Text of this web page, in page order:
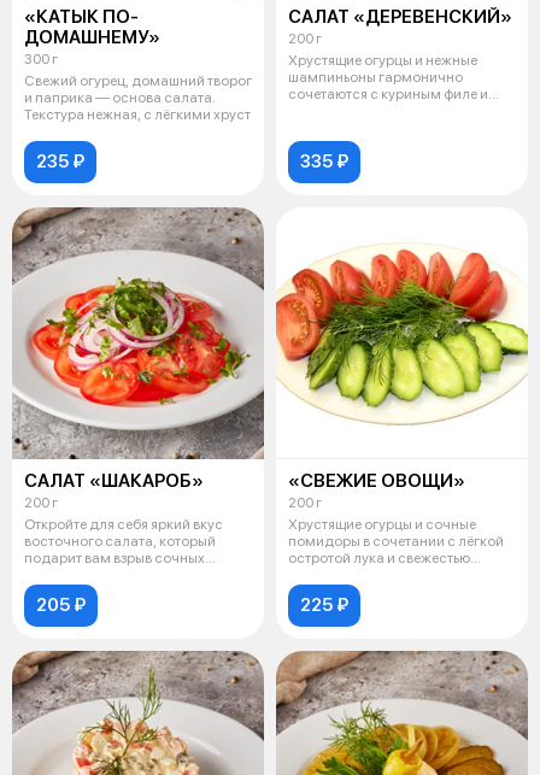
«КАТЫК ПО-
ДОМАШНЕМУ»
300 г
Свежий огурец, домашний творог
и паприка — основа салата.
Текстура нежная, с лёгкими хруст
235 ₽
САЛАТ «ДЕРЕВЕНСКИЙ»
200 г
Хрустящие огурцы и нежные
шампиньоны гармонично
сочетаются с куриным филе и
335 ₽
САЛАТ «ШАКАРОБ»
200 г
Откройте для себя яркий вкус
восточного салата, который
подарит вам взрыв сочных
205 ₽
«СВЕЖИЕ ОВОЩИ»
200 г
Хрустящие огурцы и сочные
помидоры в сочетании с лёгкой
остротой лука и свежестью
225 ₽